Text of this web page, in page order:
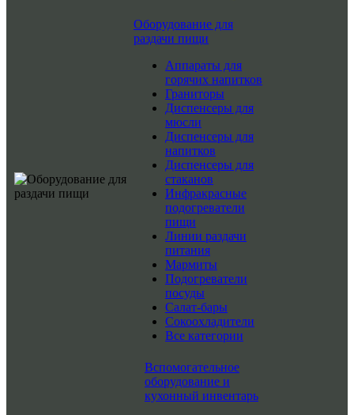
Оборудование для
раздачи пищи
Аппараты для
горячих напитков
Граниторы
Диспенсеры для
мюсли
Диспенсеры для
напитков
Диспенсеры для
стаканов
Инфракрасные
подогреватели
пищи
Линии раздачи
питания
Мармиты
Подогреватели
посуды
Салат-бары
Сокоохладители
Все категории
Вспомогательное
оборудование и
кухонный инвентарь